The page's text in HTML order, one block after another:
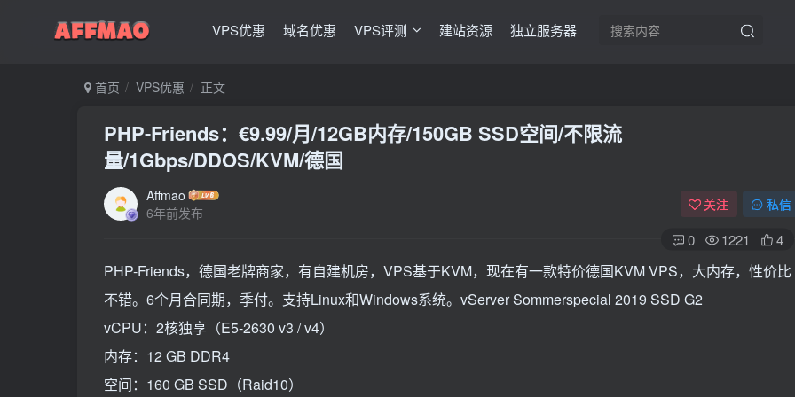
VPS优惠 域名优惠 VPS评测 建站资源 独立服务器
首页 VPS优惠 正文
PHP-Friends：€9.99/月/12GB内存/150GB SSD空间/不限流
量/1Gbps/DDOS/KVM/德国
Affmao
6年前发布
关注 私信
0 1221 4
PHP-Friends，德国老牌商家，有自建机房，VPS基于KVM，现在有一款特价德国KVM VPS，大内存，性价比
不错。6个月合同期，季付。支持Linux和Windows系统。vServer Sommerspecial 2019 SSD G2
vCPU：2核独享（E5-2630 v3 / v4）
内存：12 GB DDR4
空间：160 GB SSD（Raid10）